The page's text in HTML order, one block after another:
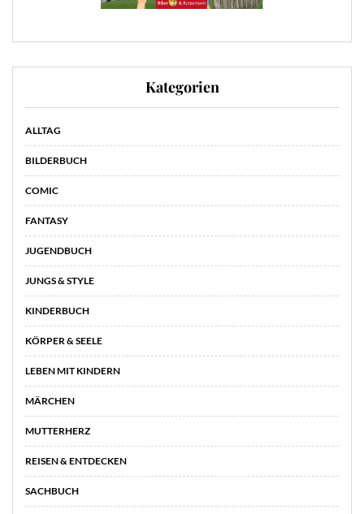
Kategorien
ALLTAG
BILDERBUCH
COMIC
FANTASY
JUGENDBUCH
JUNGS & STYLE
KINDERBUCH
KÖRPER & SEELE
LEBEN MIT KINDERN
MÄRCHEN
MUTTERHERZ
REISEN & ENTDECKEN
SACHBUCH